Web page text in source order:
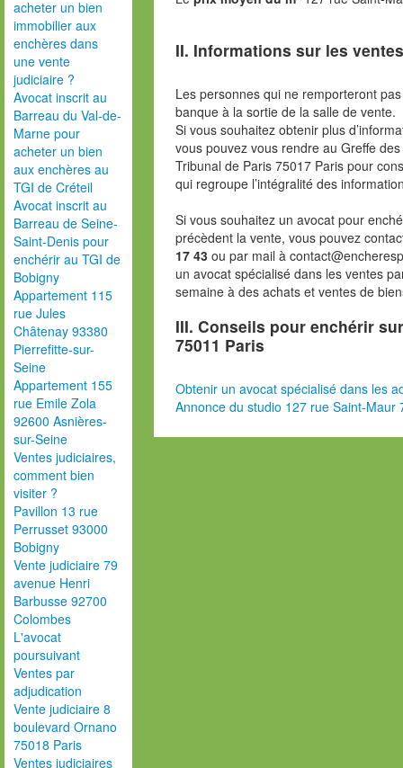
acheter un bien
immobilier aux
enchères dans
une vente
judiciaire ?
Avocat inscrit au
Barreau du Val-de-
Marne pour
acheter un bien
aux enchères au
TGI de Créteil
Avocat inscrit au
Barreau de Seine-
Saint-Denis pour
enchérir au TGI de
Bobigny
Appartement 115
rue Jules
Châtenay 93380
Pierrefitte-sur-
Seine
Appartement 155
rue Emile Zola
92600 Asnières-
sur-Seine
Ventes judiciaires,
comment bien
visiter ?
Pavillon 13 rue
Perrusset 93000
Bobigny
Vente judiciaire 79
avenue Henri
Barbusse 92700
Colombes
L'avocat
poursuivant
Ventes par
adjudication
Vente judiciaire 8
boulevard Ornano
75018 Paris
Ventes judiciaires
II. Informations sur les
Les personnes qui ne remporteront
banque à la sortie de la salle de vente.
Si vous souhaitez obtenir plus
vous pouvez vous rendre au Greffe
Tribunal de Paris 75017 Paris pour
qui regroupe l’intégralité des
Si vous souhaitez un avocat pour
précèdent la vente, vous pouvez
17 43 ou par mail à
un avocat spécialisé dans les ventes
semaine à des achats et ventes de
III. Conseils pour enchérir
75011 Paris
Obtenir un avocat spécialisé dans les
Annonce du studio 127 rue Saint-Maur